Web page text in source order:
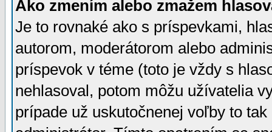
Ako zmením alebo zmažem
Je to rovnaké ako s príspevkami,
autorom, moderátorom alebo
príspevok v téme (toto je vždy s
nehlasoval, potom môžu užívatelia
prípade už uskutočnenej voľby to